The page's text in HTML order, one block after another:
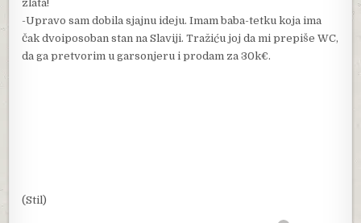
zlata!
-Upravo sam dobila sjajnu ideju. Imam baba-tetku koja ima
čak dvoiposoban stan na Slaviji. Tražiću joj da mi prepiše WC,
da ga pretvorim u garsonjeru i prodam za 30k€.
(Stil)